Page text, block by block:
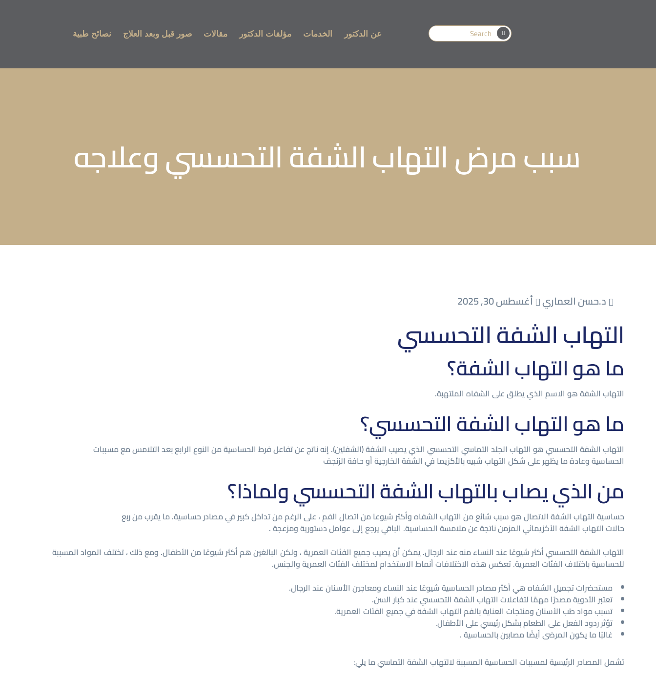
عن الدكتور الخدمات مؤلفات الدكتور مقالات صور قبل وبعد العلاج نصائح طبية
سبب مرض التهاب الشفة التحسسي وعلاجه
د.حسن العماري أغسطس 30, 2025
التهاب الشفة التحسسي
ما هو التهاب الشفة؟
التهاب الشفة هو الاسم الذي يطلق على الشفاه الملتهبة.
ما هو التهاب الشفة التحسسي؟
التهاب الشفة التحسسي هو التهاب الجلد التماسي التحسسي الذي يصيب الشفة (الشفتين). إنه ناتج عن تفاعل فرط الحساسية من النوع الرابع بعد التلامس مع مسببات
الحساسية وعادة ما يظهر على شكل التهاب شبيه بالأكزيما في الشفة الخارجية أو حافة الزنجف
من الذي يصاب بالتهاب الشفة التحسسي ولماذا؟
حساسية التهاب الشفة الاتصال هو سبب شائع من التهاب الشفاه وأكثر شيوعا من اتصال الفم ، على الرغم من تداخل كبير في مصادر حساسية. ما يقرب من ربع
حالات التهاب الشفة الأكزيمائي المزمن ناتجة عن ملامسة الحساسية. الباقي يرجع إلى عوامل دستورية ومزعجة .
التهاب الشفة التحسسي أكثر شيوعًا عند النساء منه عند الرجال. يمكن أن يصيب جميع الفئات العمرية ، ولكن البالغين هم أكثر شيوعًا من الأطفال. ومع ذلك ، تختلف المواد المسببة
للحساسية باختلاف الفئات العمرية. تعكس هذه الاختلافات أنماط الاستخدام لمختلف الفئات العمرية والجنس.
مستحضرات تجميل الشفاه هي أكثر مصادر الحساسية شيوعًا عند النساء ومعاجين الأسنان عند الرجال.
تعتبر الأدوية مصدرًا مهمًا لتفاعلات التهاب الشفة التحسسي عند كبار السن.
تسبب مواد طب الأسنان ومنتجات العناية بالفم التهاب الشفة في جميع الفئات العمرية.
تؤثر ردود الفعل على الطعام بشكل رئيسي على الأطفال.
غالبًا ما يكون المرضى أيضًا مصابين بالحساسية .
تشمل المصادر الرئيسية لمسببات الحساسية المسببة لالتهاب الشفة التماسي ما يلي: